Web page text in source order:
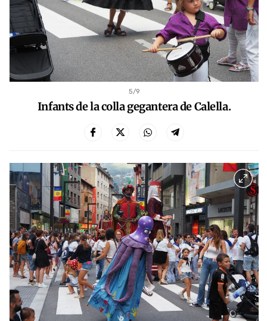
5/9
Infants de la colla gegantera de Calella.